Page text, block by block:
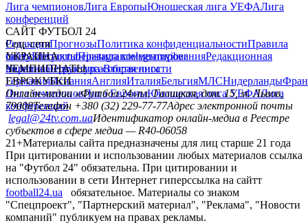
Лига чемпионовЛига ЕвропыЮношеская лига УЕФАЛига
конференций
САЙТ ФУТБОЛ 24
РедакцияПрогнозыПолитика конфиденциальностиПравила
сайтуКонтактыПравила комментированияРедакционная
политикаСтруктура собственности
Соц. сети
facebookxyoutubeinstagramtelegramviber
УКРАИНА
УкраинаПервая лигаВторая лига
ЧЕМПИОНАТЫ
ГерманияИспанияАнглияИталияБельгияМЛСНидерланды
ЕВРОКУБКИ
Лига чемпионовЛига ЕвропыЮношеская лига УЕФАЛига
конференций
Онлайн-медиа «Футбол 24»пл. Галицкая, дом. 15, м. Львов,
79008Телефон +380 (32) 229-77-77Адрес электронной почты
legal@24tv.com.uaИдентификатор онлайн-медиа в Реестре
субъектов в сфере медиа — R40-06058
21+Материалы сайта предназначены для лиц старше 21 года
При цитировании и использовании любых материалов ссылка
на "Футбол 24" обязательна. При цитировании и
использовании в сети Интернет гиперссылка на сайтт
football24.ua
обязательное. Материалы со знаком
"Спецпроект", "Партнерский материал", "Реклама", "Новости
компаний" публикуем на правах рекламы.